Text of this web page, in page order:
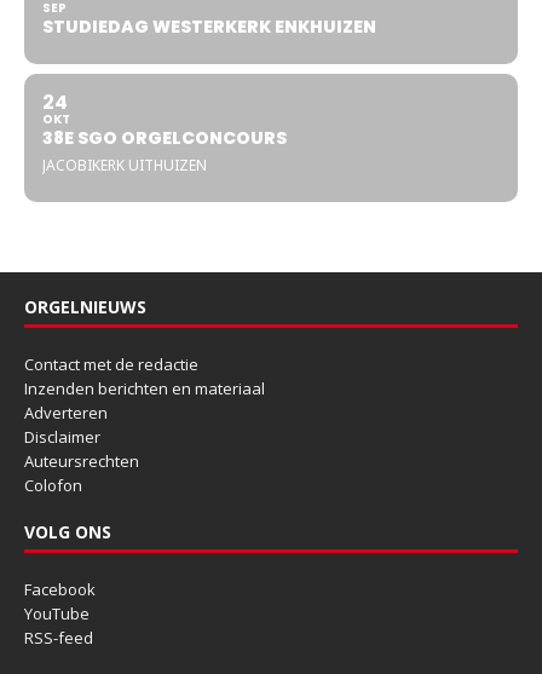
SEP
STUDIEDAG WESTERKERK ENKHUIZEN
24
OKT
38E SGO ORGELCONCOURS
JACOBIKERK UITHUIZEN
ORGELNIEUWS
Contact met de redactie
Inzenden berichten en materiaal
Adverteren
Disclaimer
Auteursrechten
Colofon
VOLG ONS
Facebook
YouTube
RSS-feed